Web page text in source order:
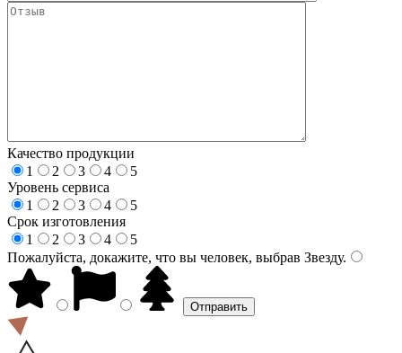
Качество продукции
1
2 3 4
5
Уровень сервиса
1
2 3 4
5
Срок изготовления
1
2 3 4
5
Пожалуйста, докажите, что вы человек, выбрав Звезду.